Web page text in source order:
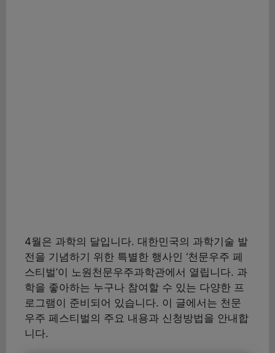
4월은 과학의 달입니다. 대한민국의 과학기술 발
전을 기념하기 위한 특별한 행사인 ‘천문우주 페
스티벌’이 노원천문우주과학관에서 열립니다. 과
학을 좋아하는 누구나 참여할 수 있는 다양한 프
로그램이 준비되어 있습니다. 이 글에서는 천문
우주 페스티벌의 주요 내용과 신청방법을 안내합
니다.